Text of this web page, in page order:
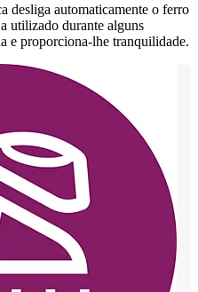
desliga automaticamente o ferro
utilizado durante alguns
e proporciona-lhe tranquilidade.